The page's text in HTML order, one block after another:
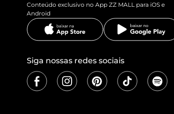
Conteúdo exclusivo no App ZZ MALL para iOS e
Android
Siga nossas redes sociais